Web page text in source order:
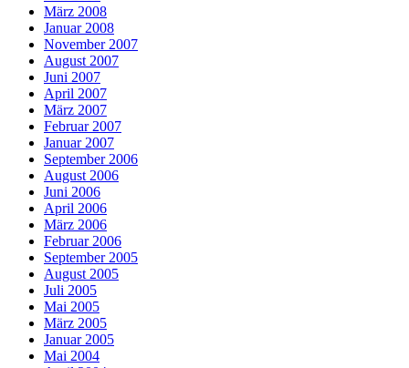
März 2008
Januar 2008
November 2007
August 2007
Juni 2007
April 2007
März 2007
Februar 2007
Januar 2007
September 2006
August 2006
Juni 2006
April 2006
März 2006
Februar 2006
September 2005
August 2005
Juli 2005
Mai 2005
März 2005
Januar 2005
Mai 2004